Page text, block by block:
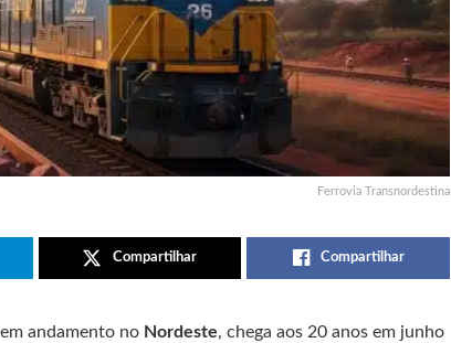
Ferrovia Transnordestina
Compartilhar Compartilhar
andamento no Nordeste, chega aos 20 anos em junho